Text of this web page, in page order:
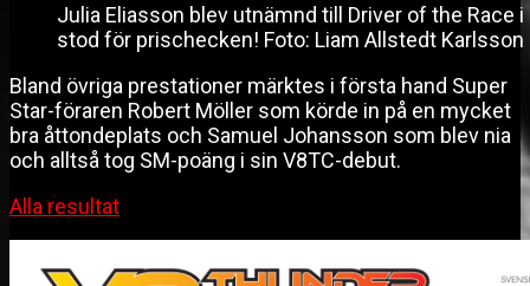
Julia Eliasson blev utnämnd till Driver of the Race
stod för prischecken! Foto: Liam Allstedt Karlsson
Bland övriga prestationer märktes i första hand Super
Star-föraren Robert Möller som körde in på en mycket
bra åttondeplats och Samuel Johansson som blev nia
och alltså tog SM-poäng i sin V8TC-debut.
Alla resultat